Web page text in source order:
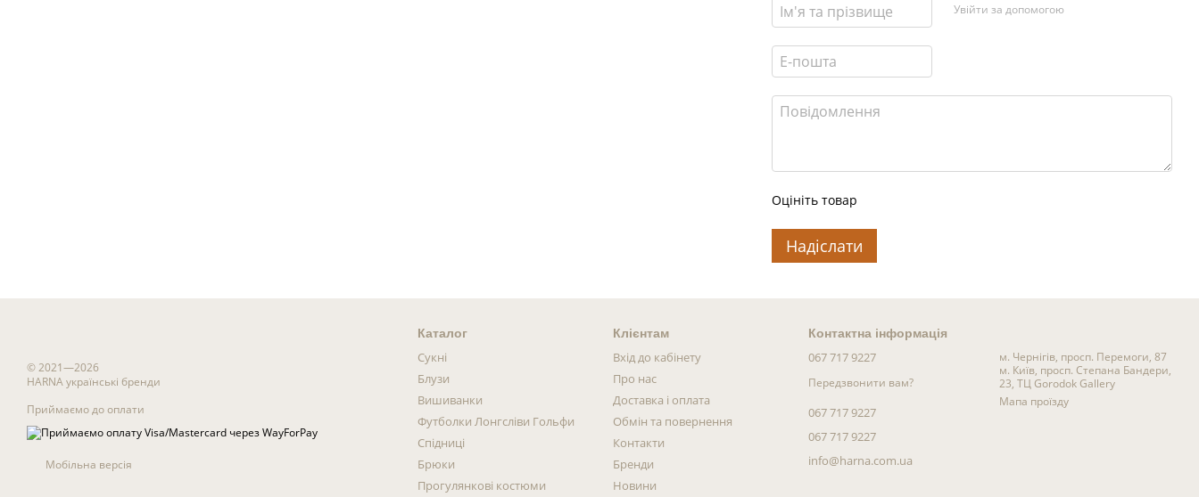
Увійти за допомогою
Оцініть товар
Надіслати
© 2021—2026
HARNA українські бренди
Приймаємо до оплати
Мобільна версія
Каталог
Сукні
Блузи
Вишиванки
Футболки Лонгсліви Гольфи
Спідниці
Брюки
Прогулянкові костюми
Клієнтам
Вхід до кабінету
Про нас
Доставка і оплата
Обмін та повернення
Контакти
Бренди
Новини
Контактна інформація
067 717 9227
Передзвонити вам?
067 717 9227
067 717 9227
info@harna.com.ua
м. Чернігів, просп. Перемоги, 87
м. Київ, просп. Степана Бандери,
23, ТЦ Gorodok Gallery
Мапа проїзду